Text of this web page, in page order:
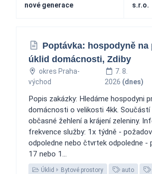
nové generace
s.r.o.
Poptávka: hospodyně na
úklid domácnosti, Zdiby
okres Praha-
východ
7. 8.
2026 (dnes)
Popis zakázky: Hledáme hospodyni
domácnosti o velikosti 4kk. Součástí
občasné žehlení a krájení zeleniny.
frekvence služby: 1x týdně -
odpoledne nebo čtvrtek odpoledne -
17 nebo 1...
Úklid Bytové prostory auto